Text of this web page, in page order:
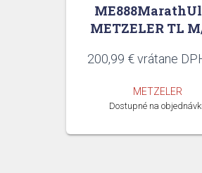
METZELER TL
200,99 €vrátane
METZELER
Dostupné na